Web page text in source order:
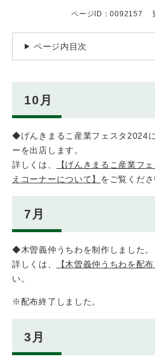
ページID：0092157
ページ内目次
10月
◆げんきまるこ産業フェスタ2024
ーを出店します。
​詳しくは、
【げんきまるこ産業フ
えコーナーについて】 をご覧くださ
7月
◆木曽義仲うちわを制作しました。
詳しくは、
【木曽義仲うちわを配布
い。
※配布終了しました。
3月